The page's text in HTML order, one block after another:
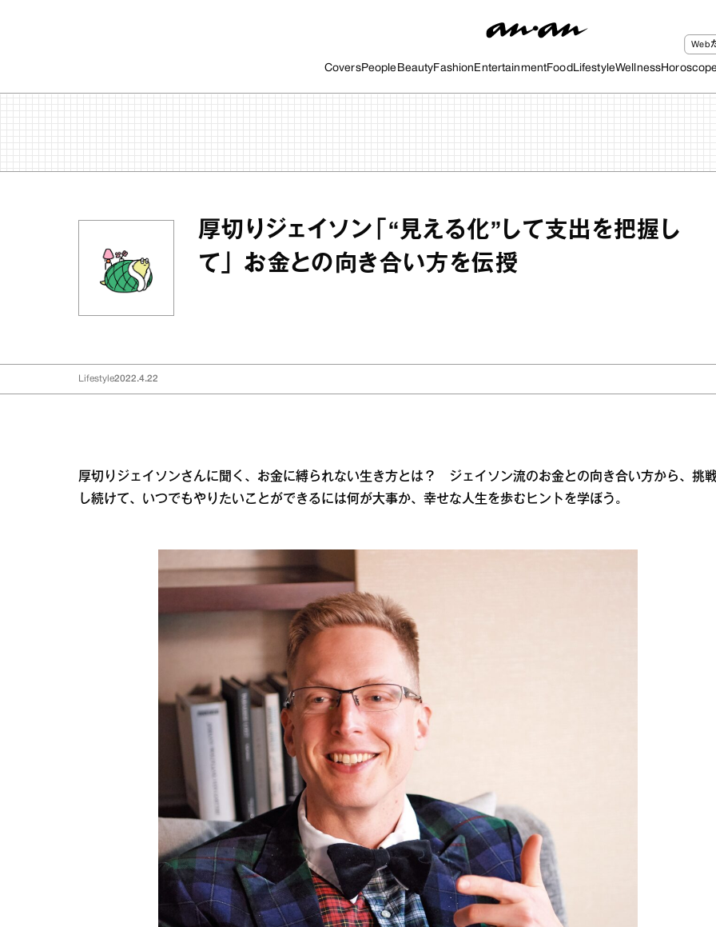
CoversPeople BeautyFashion EntertainmentFood LifestyleWellness
Web
厚切りジェイソン「“見える化”して支出を把握し
て」 お金との向き合い方を伝授
Lifestyle2022.4.22
厚切りジェイソンさんに聞く、お金に縛られない生き方とは？ ジェイソン流のお金との向き合い方から、挑
し続けて、いつでもやりたいことができるには何が大事か、幸せな人生を歩むヒントを学ぼう。